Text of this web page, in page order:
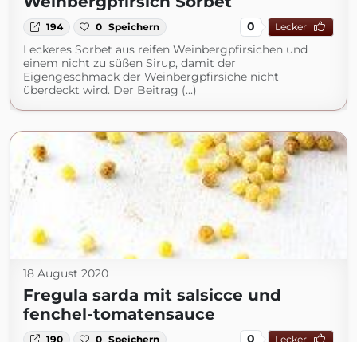
194 0 Speichern 0 Lecker
Leckeres Sorbet aus reifen Weinbergpfirsichen und
einem nicht zu süßen Sirup, damit der
Eigengeschmack der Weinbergpfirsiche nicht
überdeckt wird. Der Beitrag (...)
18 August 2020
Fregula sarda mit salsicce und
fenchel-tomatensauce
190 0 Speichern 0 Lecker